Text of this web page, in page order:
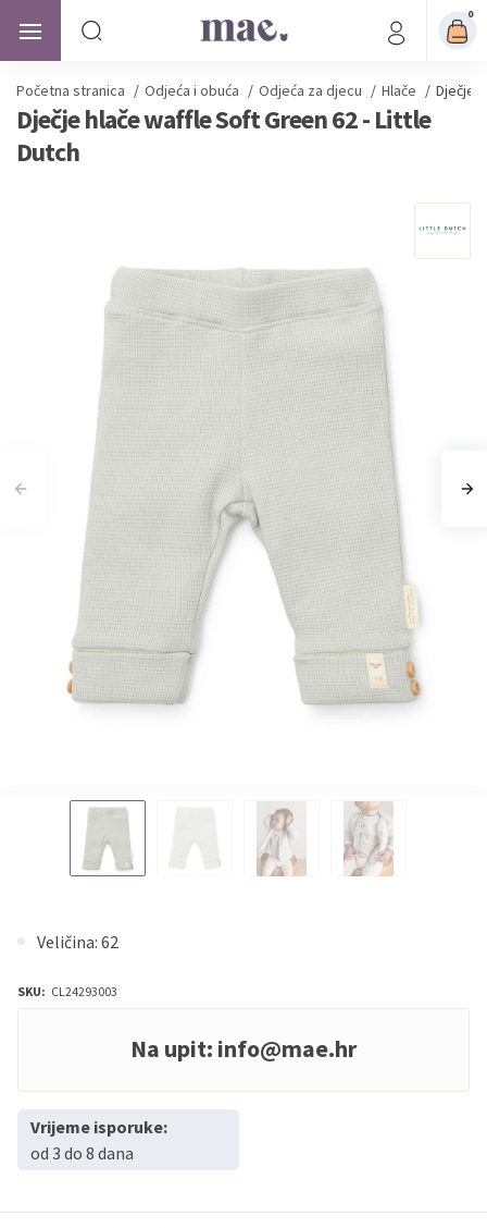
0
Početna stranica / Odjeća i obuća / Odjeća za djecu / Hlače / Dječje
Dječje hlače waffle Soft Green 62 - Little
Dutch
Veličina: 62
SKU: CL24293003
Na upit: info@mae.hr
Vrijeme isporuke:
od 3 do 8 dana